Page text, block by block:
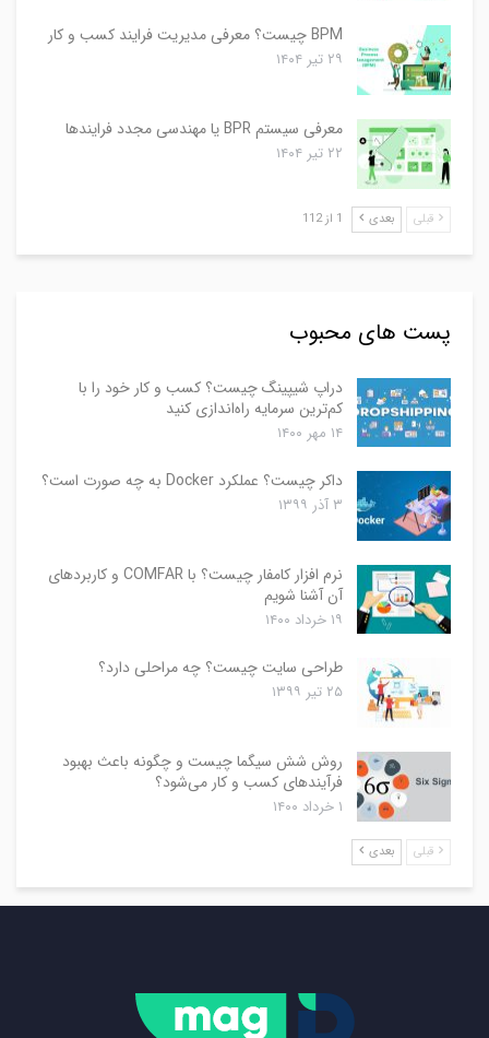
BPM چیست؟ معرفی مدیریت فرایند کسب و کار
۲۹ تیر ۱۴۰۴
معرفی سیستم BPR یا مهندسی مجدد فرایندها
۲۲ تیر ۱۴۰۴
قبلی بعدی 1 از 112
پست های محبوب
دراپ شیپینگ چیست؟ کسب و کار خود را با
کم‌ترین سرمایه راه‌اندازی کنید
۱۴ مهر ۱۴۰۰
داکر چیست؟ عملکرد Docker به چه صورت است؟
۳ آذر ۱۳۹۹
نرم افزار کامفار چیست؟ با COMFAR و کاربردهای
آن آشنا شویم
۱۹ خرداد ۱۴۰۰
طراحی سایت چیست؟ چه مراحلی دارد؟
۲۵ تیر ۱۳۹۹
روش شش سیگما چیست و چگونه باعث بهبود
فرآیندهای کسب و کار می‌شود؟
۱ خرداد ۱۴۰۰
قبلی بعدی